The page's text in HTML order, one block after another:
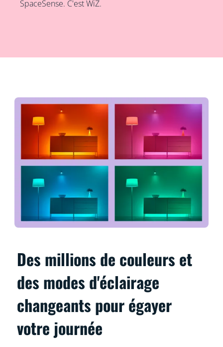
SpaceSense. C'est WiZ.
Des millions de couleurs et
des modes d'éclairage
changeants pour égayer
votre journée